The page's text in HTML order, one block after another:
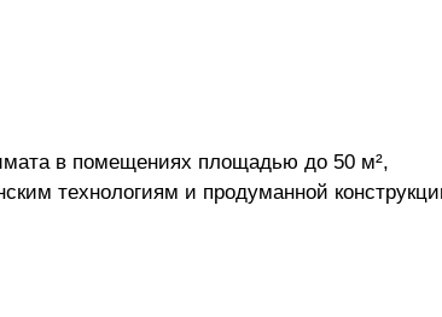
в помещениях площадью до 50 м²,
технологиям и продуманной